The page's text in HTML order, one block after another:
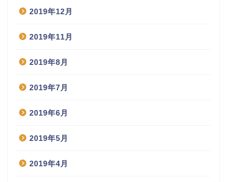
2019年12月
2019年11月
2019年8月
2019年7月
2019年6月
2019年5月
2019年4月